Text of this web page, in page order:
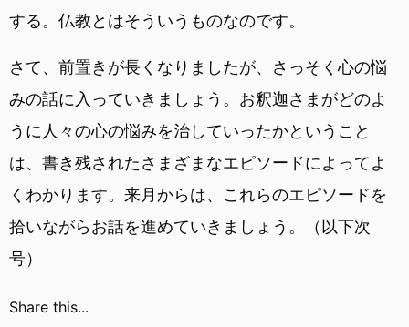
する。仏教とはそういうものなのです。
さて、前置きが長くなりましたが、さっそく心の悩
みの話に入っていきましょう。お釈迦さまがどのよ
うに人々の心の悩みを治していったかということ
は、書き残されたさまざまなエピソードによってよ
くわかります。来月からは、これらのエピソードを
拾いながらお話を進めていきましょう。（以下次
号）
Share this...